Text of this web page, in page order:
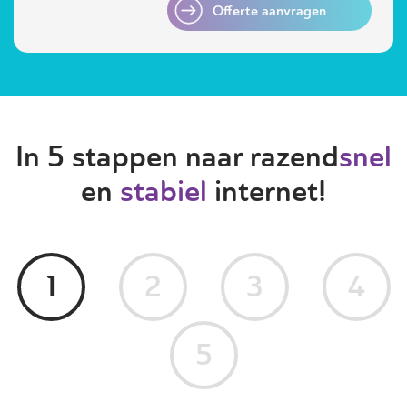
Offerte aanvragen
In 5 stappen naar razendsnel
en stabiel internet!
1 2 3
4
5